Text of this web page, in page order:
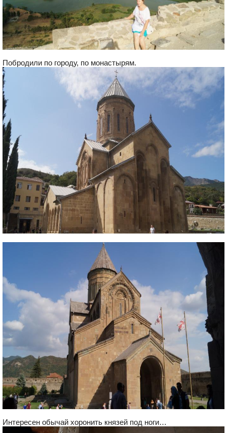
Побродили по городу, по монастырям.
Интересен обычай хоронить князей под ноги…